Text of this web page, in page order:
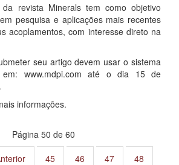
revista Minerals tem como objetivo
pesquisa e aplicações mais recentes
acoplamentos, com interesse direto na
seu artigo devem usar o sistema
www.mdpi.com até o dia 15 de
informações.
Página 50 de 60
45 46 47 48